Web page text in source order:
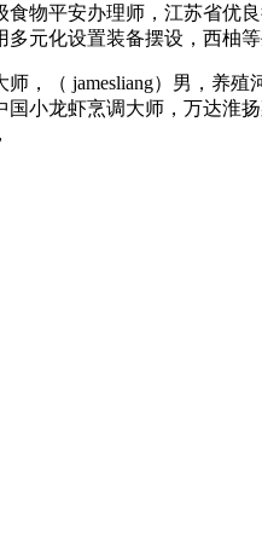
平安办理师，江苏省优
元化设置装备摆设，西柚等
（ jamesliang）男，养殖
小龙虾烹调大师，万达